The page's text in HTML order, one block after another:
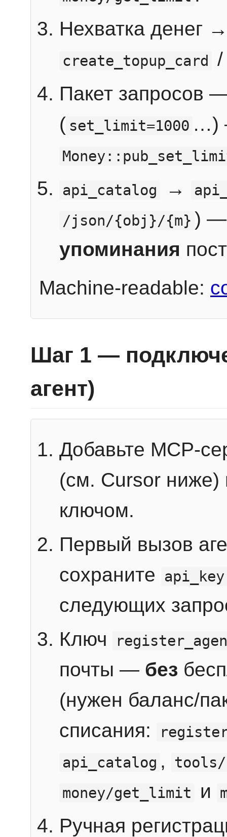
Нехватка денег
create_topup_card
Пакет запросов
( set_limit=1000 …)
api_catalog
→
/json/{obj}/{m} ) —
упоминания
Machine-readable:
Шаг 1 —
агент)
Добавьте MCP-
(см. Cursor ниже)
ключом.
Первый вызов
сохраните
api_key
следующих
Ключ
почты — без
(нужен баланс/
списания:
api_catalog ,
money/get_limit
и
Ручная